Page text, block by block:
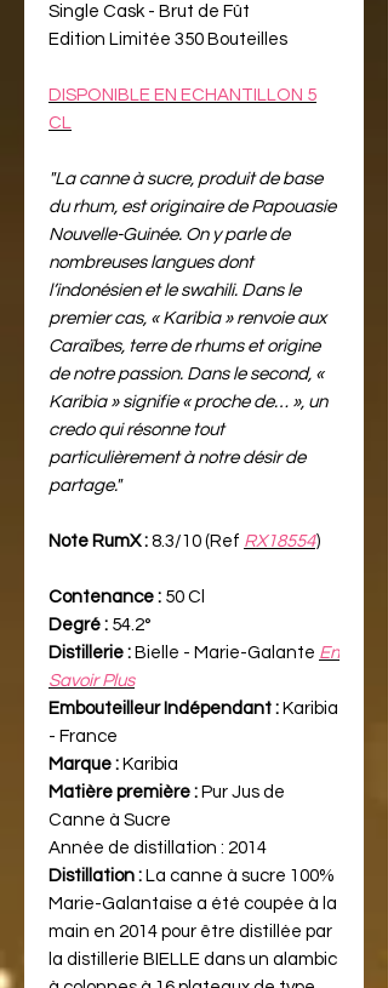
Single Cask - Brut de Fût
Edition Limitée 350 Bouteilles
DISPONIBLE EN ECHANTILLON 5
CL
"La canne à sucre, produit de base
du rhum, est originaire de Papouasie
Nouvelle-Guinée. On y parle de
nombreuses langues dont
l’indonésien et le swahili. Dans le
premier cas, « Karibia » renvoie aux
Caraïbes, terre de rhums et origine
de notre passion. Dans le second, «
Karibia » signifie « proche de… », un
credo qui résonne tout
particulièrement à notre désir de
partage."
Note RumX : 8.3/10 (Ref RX18554)
Contenance : 50 Cl
Degré : 54.2°
Distillerie : Bielle - Marie-Galante En
Savoir Plus
Embouteilleur Indépendant : Karibia
- France
Marque : Karibia
Matière première : Pur Jus de
Canne à Sucre
Année de distillation : 2014
Distillation : La canne à sucre 100%
Marie-Galantaise a été coupée à la
main en 2014 pour être distillée par
la distillerie BIELLE dans un alambic